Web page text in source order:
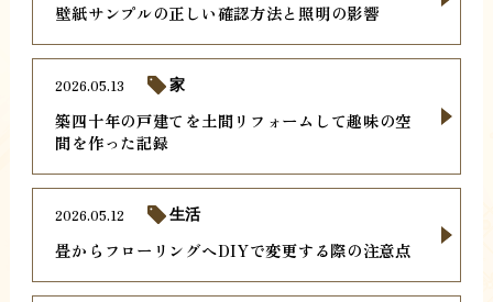
壁紙サンプルの正しい確認方法と照明の影響
築四十年の戸建てを土間リフォームして趣味の空
間を作った記録
2026.05.13 家
畳からフローリングへDIYで変更する際の注意点
2026.05.12 生活